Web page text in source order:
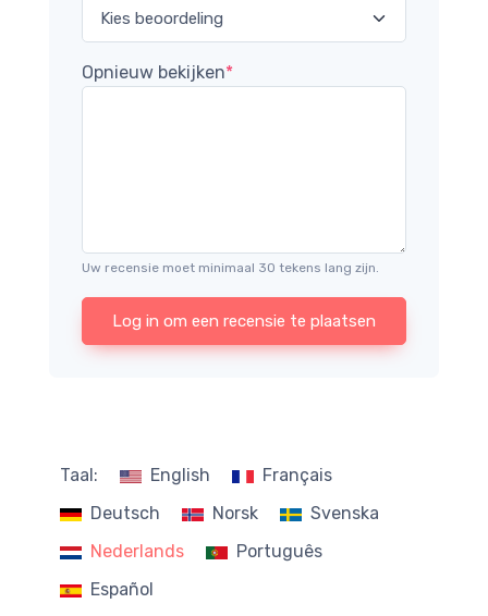
Opnieuw bekijken*
Uw recensie moet minimaal 30 tekens lang zijn.
Log in om een recensie te plaatsen
Taal: English
Français
Deutsch
Norsk
Svenska
Nederlands
Português
Español